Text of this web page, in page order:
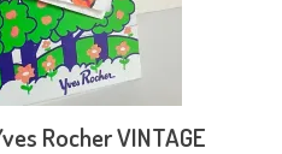
Rocher VINTAGE